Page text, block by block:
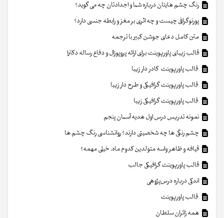
رنگ چشم هایتان درباره شما و اجدادتان چه می گوید؟
پورنوگرافی چیست و چه اثری بر مغز و رابطه جنسی دارد؟
متن کامل دعای جوشن کبیر با ترجمه
قالب زیبای پاورپوینت برای ارائه پروپوزال و دفاع رساله دکترا
قالب پاورپوینت کادر دار زیبا
قالب پاورپوینت گرافیکی و طرح دار زیبا
قالب پاورپوینت گرافیکی زیبا
نمونه تدریس درس اول هدیه آسمان پنجم
چشم رنگی ها چه شخصیتی دارند؟ روانشناسی رنگ چشم ها
قیافه و ظاهر واسه متولدین کدوم ماه، خیلی مهمه؟
قالب پاورپوینت گرافیکی جالب
اندکی درباره درس‌پژوهی
قالب پاورپوینت
همه زائران سلطان